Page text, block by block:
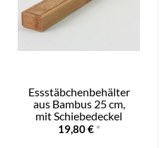
Essstäbchenbehälter
aus Bambus 25 cm,
mit Schiebedeckel
19,80 € *